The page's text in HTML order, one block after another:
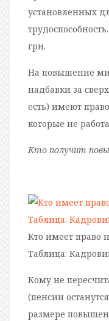
установленных
грн.
На повышение
надбавки за
есть) имеют
которые не
Кто получит
Кто имеет право
Таблица:
Кому не
(пенсии
размере